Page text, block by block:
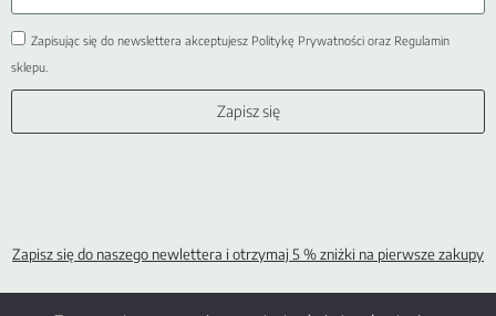
Zapisując się do newslettera akceptujesz Politykę Prywatności oraz Regulamin
sklepu.
Zapisz się
Zapiszsię do naszego newlettera i otrzymaj 5 % zniżki na pierwszezakupy